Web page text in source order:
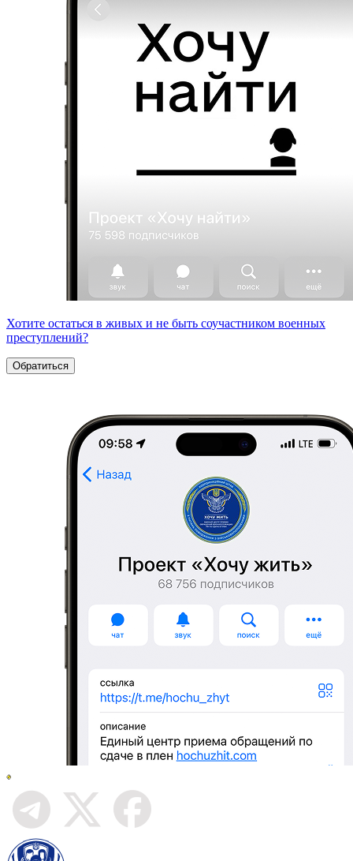
Хотите остаться в живых и не быть соучастником военных
преступлений?
Обратиться